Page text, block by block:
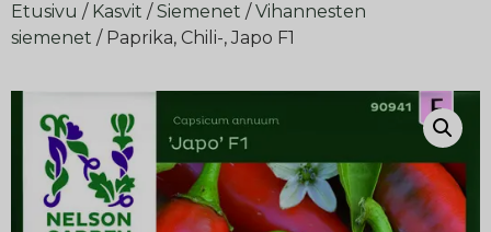
Etusivu / Kasvit /Siemenet /Vihannesten
siemenet / Paprika, Chili-, Japo F1